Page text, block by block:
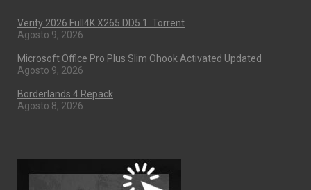
Verity 2026 Full4K X265 DD5.1 .torrent
Agosto 9, 2026
Microsoft Office Pro Plus Slim Ohook Activated Updated
Agosto 9, 2026
Borderlands 4 Repack
Agosto 8, 2026